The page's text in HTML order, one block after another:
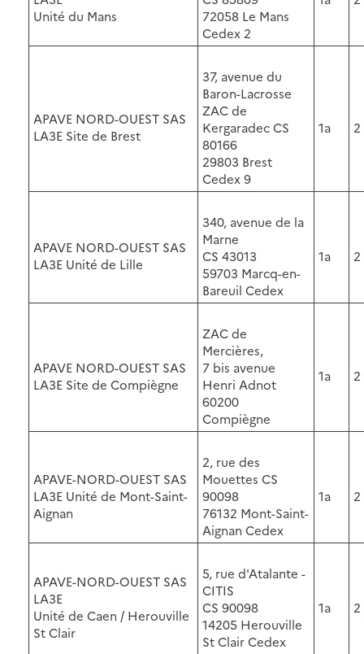
Unité du Mans
72058 Le Mans
Cedex 2
APAVE NORD-OUEST SAS
LA3E Site de Brest
37, avenue du
Baron-Lacrosse
ZAC de
Kergaradec CS
80166
29803 Brest
Cedex 9
1a 2
APAVE NORD-OUEST SAS
LA3E Unité de Lille
340, avenue de la
Marne
CS 43013
59703 Marcq-en-
Bareuil Cedex
1a 2
APAVE NORD-OUEST SAS
LA3E Site de Compiègne
ZAC de
Mercières,
7 bis avenue
Henri Adnot
60200
Compiègne
1a 2
APAVE-NORD-OUEST SAS
LA3E Unité de Mont-Saint-
Aignan
2, rue des
Mouettes CS
90098
76132 Mont-Saint-
Aignan Cedex
1a 2
APAVE-NORD-OUEST SAS
LA3E
Unité de Caen / Herouville
St Clair
5, rue d'Atalante -
CITIS
CS 90098
14205 Herouville
St Clair Cedex
1a 2